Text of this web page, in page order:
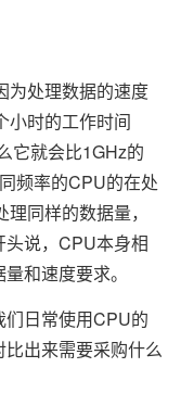
处理数据的速度
小时的工作时间
它就会比1GHz的
频率的CPU的在处
同样的数据量，
说，CPU本身相
和速度要求。
日常使用CPU的
出来需要采购什么